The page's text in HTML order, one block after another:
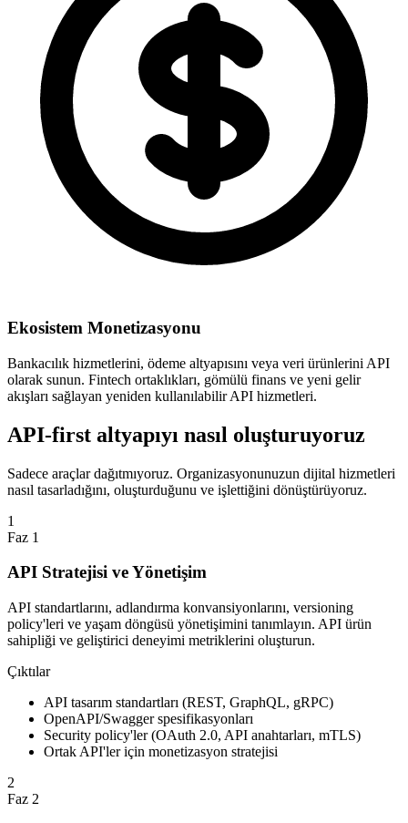
Ekosistem Monetizasyonu
Bankacılık hizmetlerini, ödeme altyapısını veya veri ürünlerini API
olarak sunun. Fintech ortaklıkları, gömülü finans ve yeni gelir
akışları sağlayan yeniden kullanılabilir API hizmetleri.
API-first altyapıyı nasıl oluşturuyoruz
Sadece araçlar dağıtmıyoruz. Organizasyonunuzun dijital hizmetleri
nasıl tasarladığını, oluşturduğunu ve işlettiğini dönüştürüyoruz.
1
Faz 1
API Stratejisi ve Yönetişim
API standartlarını, adlandırma konvansiyonlarını, versioning
policy'leri ve yaşam döngüsü yönetişimini tanımlayın. API ürün
sahipliği ve geliştirici deneyimi metriklerini oluşturun.
Çıktılar
API tasarım standartları (REST, GraphQL, gRPC)
OpenAPI/Swagger spesifikasyonları
Security policy'ler (OAuth 2.0, API anahtarları, mTLS)
Ortak API'ler için monetizasyon stratejisi
2
Faz 2